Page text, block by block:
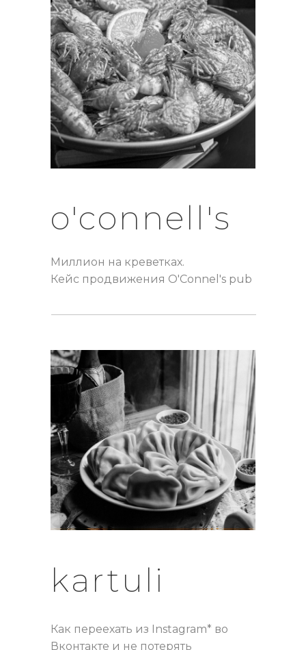
o'connell's
Миллион на креветках.
Кейс продвижения O'Connel's pub
kartuli
Как переехать из Instagram* во
Вконтакте и не потерять